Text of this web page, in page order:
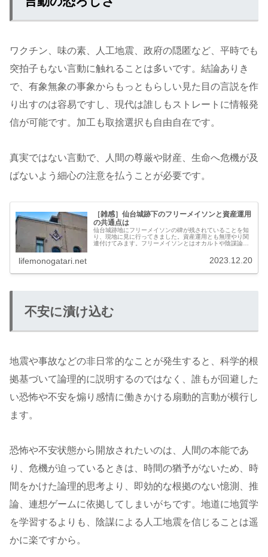
ワクチン、味の素、人工地震、政府の隠匿など、平時でも
突拍子もない言動に触れることは多いです。結論ありき
で、有象無象の事象からもっともらしい見た目の言説を作
り出すのは容易ですし、現代は誰しもストレートに情報発
信が可能です。加工も取捨選択も自由自在です。
真実ではない言動で、人間の尊厳や財産、生命へ危機が及
ばないよう細心の注意を払うことが必要です。
［雑感］仙台城跡下のフリーメイソンと資産運用
の共通点は
仙台城跡地にフリーメイソンの碑が残されていることを知
り、現地に見に行ってきました。資産運用とも無理やり関
連付けてみます。フリーメイソンとはオカルトや陰謀論好
lifemonogatari.net 2023.12.20
不安に漬け込む
地震や事故などの非日常的なことが発生すると、科学的根
拠基づいて論理的に説明するのではなく、誰もが回避した
い恐怖や不安を煽り感情に働きかける扇動的言動が横行し
ます。
恐怖や不安状態から開放されたいのは、人間の本能であ
り、危機が迫っているときは、時間の猶予がないため、時
間をかけた論理的思考より、即効的な根拠のない憶測、推
論、連想ゲームに依拠してしまいがちです。地道に地質学
を学習するよりも、陰謀による人工地震を信じることは遥
かに楽ですから。